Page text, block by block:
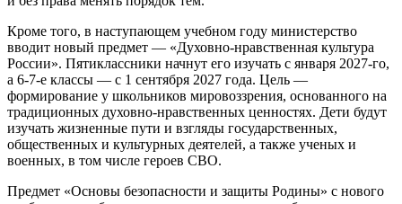
Кроме того, в наступающем учебном году министерство
вводит новый предмет — «Духовно-нравственная культура
России». Пятиклассники начнут его изучать с января 2027-го,
а 6-7-е классы — с 1 сентября 2027 года. Цель —
формирование у школьников мировоззрения, основанного на
традиционных духовно-нравственных ценностях. Дети будут
изучать жизненные пути и взгляды государственных,
общественных и культурных деятелей, а также ученых и
военных, в том числе героев СВО.
Предмет «Основы безопасности и защиты Родины» с нового